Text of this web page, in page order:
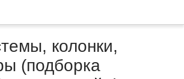
колонки,
(подборка